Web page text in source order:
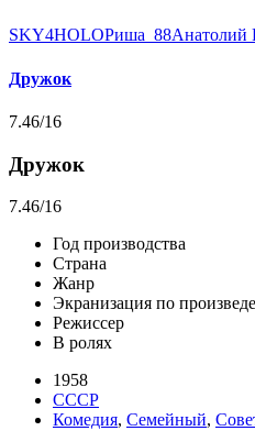
SKY4HOLOРиша_88Анатолий
Дружок
7.46/16
Дружок
7.46/16
Год производства
Страна
Жанр
Экранизация по
Режиссер
В ролях
1958
СССР
Комедия, Семейный,